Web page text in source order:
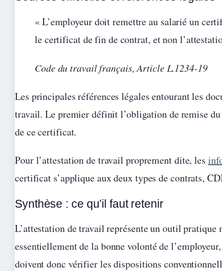
« L’employeur doit remettre au salarié un
le certificat de fin de contrat, et non
Code du travail français, Article L.1234-19
Les principales références légales entourant les
travail. Le premier définit l’obligation de remise
de ce certificat.
Pour l’attestation de travail proprement dite, les
certificat s’applique aux deux types de contrats,
Synthèse : ce qu’il faut retenir
L’attestation de travail représente un outil
essentiellement de la bonne volonté de
doivent donc vérifier les dispositions